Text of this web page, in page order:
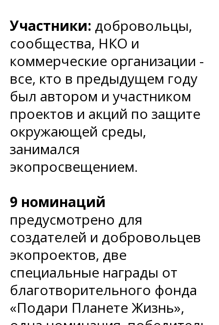
Участники: добровольцы,
сообщества, НКО и
коммерческие организации -
все, кто в предыдущем году
был автором и участником
проектов и акций по защите
окружающей среды,
занимался
экопросвещением.
9 номинаций
предусмотрено для
создателей и добровольцев
экопроектов, две
специальные награды от
благотворительного фонда
«Подари Планете Жизнь»,